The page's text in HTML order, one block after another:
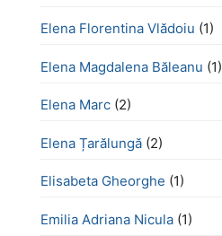
Elena Florentina Vlădoiu (1)
Elena Magdalena Băleanu (1)
Elena Marc (2)
Elena Țarălungă (2)
Elisabeta Gheorghe (1)
Emilia Adriana Nicula (1)